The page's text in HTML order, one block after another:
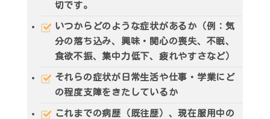
切です。
いつからどのような症状があるか（例：気
分の落ち込み、興味・関心の喪失、不眠、
食欲不振、集中力低下、疲れやすさなど）
それらの症状が日常生活や仕事・学業にど
の程度支障をきたしているか
これまでの病歴（既往歴）、現在服用中の